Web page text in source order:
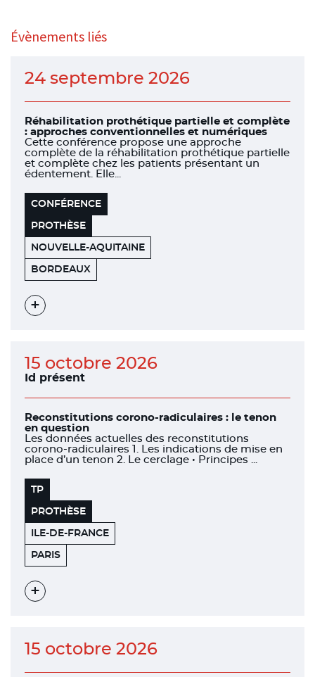
Évènements liés
24 septembre 2026
Réhabilitation prothétique partielle et complète
: approches conventionnelles et numériques
Cette conférence propose une approche
complète de la réhabilitation prothétique partielle
et complète chez les patients présentant un
édentement. Elle...
CONFÉRENCE
PROTHÈSE
NOUVELLE-AQUITAINE
HÔTEL
BURDIGALA
BORDEAUX
Voir
15 octobre 2026
Id présent
Reconstitutions corono-radiculaires : le tenon
en question
Les données actuelles des reconstitutions
corono-radiculaires 1. Les indications de mise en
place d’un tenon 2. Le cerclage • Principes ...
TP
PROTHÈSE
ILE-DE-FRANCE
SIÈGE
INFORMATION
PARIS
Voir
15 octobre 2026